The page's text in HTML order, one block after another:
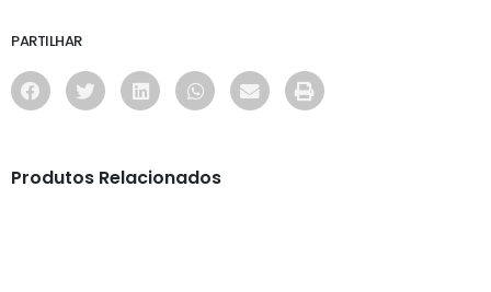
PARTILHAR
Produtos Relacionados